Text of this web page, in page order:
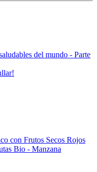
del mundo - Parte
con Frutos Secos Rojos
Bio - Manzana